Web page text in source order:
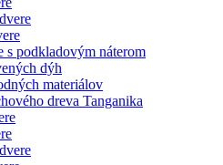
s podkladovým náterom
dýh
materiálov
dreva Tanganika